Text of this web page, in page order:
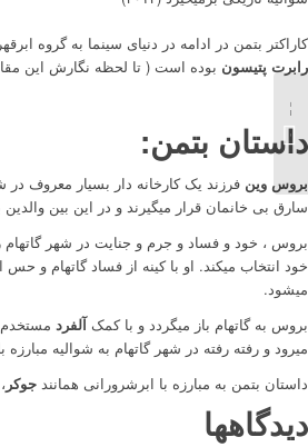
کاراکتر بتمن در ادامه در دنیای سینما به گروه
رابرت پتیسون بوده است ( تا لحظه نگارش این
داستان بتمن:
بروس وین فرزند یک کارخانه دار بسیار معروف
سارق بی خانمان قرار میگیرند و در این بین
بروس ، خود و فساد و جرم و جنایت در شهر گاتهام
خود انتخاب میکند. او با کینه از فساد گاتهام و
میشود.
بروس به گاتهام باز میگردد و با کمکآلفرد مستخدم
میرود و رفته رفته در شهر گاتهام به شوالیه
داستان بتمن به مبارزه با ابرشرورانی همانند جوکر ،
دیدگاهها
اکشن فیگور کینگ شارک